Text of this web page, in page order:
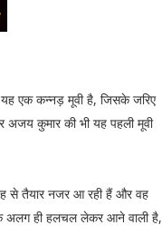
एक कन्नड़ मूवी है, जिसके जरिए
कुमार की भी यह पहली मूवी
से तैयार नजर आ रही हैं और वह
अलग ही हलचल लेकर आने वाली है,